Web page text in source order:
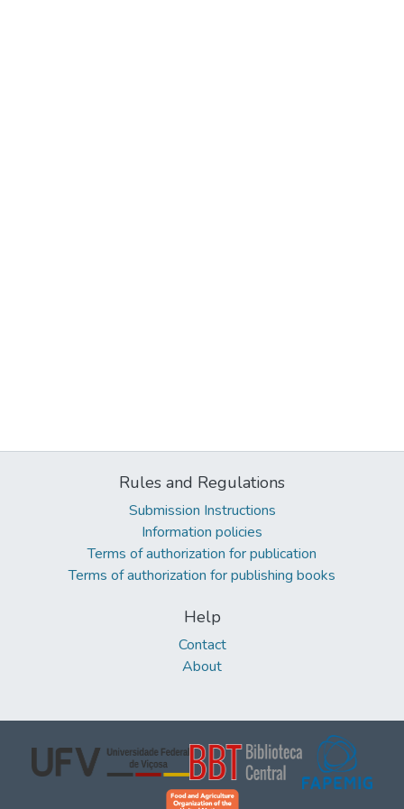
Rules and Regulations
Submission Instructions
Information policies
Terms of authorization for publication
Terms of authorization for publishing books
Help
Contact
About